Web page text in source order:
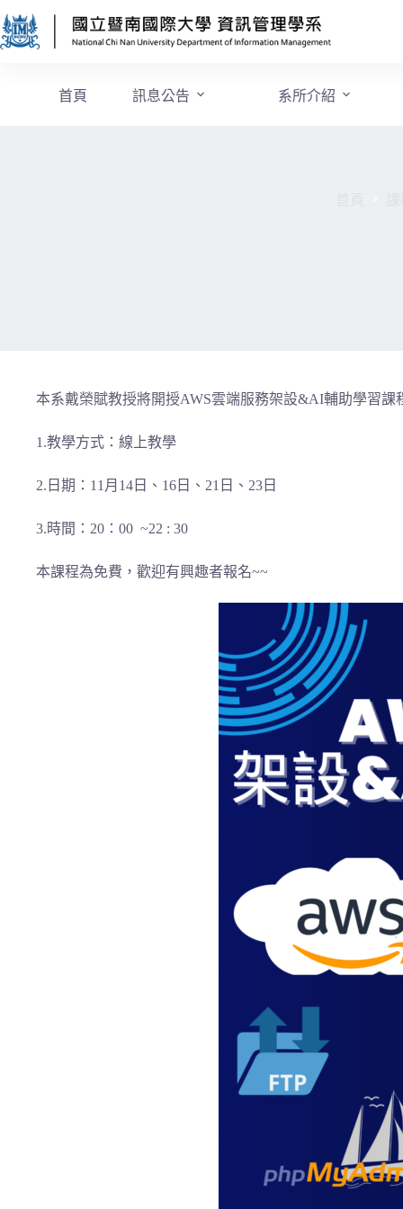
首頁 訊息公告 系所介紹
本系戴榮賦教授將開授AWS雲端服務架設&AI輔助學習課
1.教學方式：線上教學
2.日期：11月14日、16日、21日、23日
3.時間：20：00 ~22 : 30
本課程為免費，歡迎有興趣者報名~~